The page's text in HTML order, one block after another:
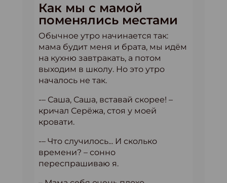
Как мы с мамой
поменялись местами
Обычное утро начинается так:
мама будит меня и брата, мы идём
на кухню завтракать, а потом
выходим в школу. Но это утро
началось не так.
-– Саша, Саша, вставай скорее! –
кричал Серёжа, стоя у моей
кровати.
-– Что случилось... И сколько
времени? – сонно
переспрашиваю я.